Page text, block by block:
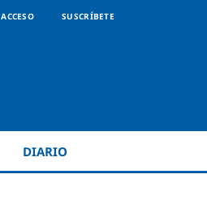
ACCESO SUSCRÍBETE
DIARIO